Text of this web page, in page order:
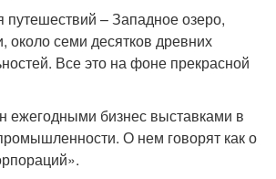
путешествий – Западное озеро,
около семи десятков древних
Все это на фоне прекрасной
ежегодными бизнес выставками в
О нем говорят как о